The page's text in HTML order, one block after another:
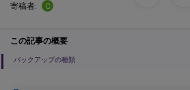
寄稿者:
C
この記事の概要
バックアップの種類